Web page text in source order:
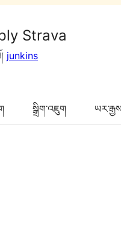
Strava
junkins
སྒྲིག་འཇུག